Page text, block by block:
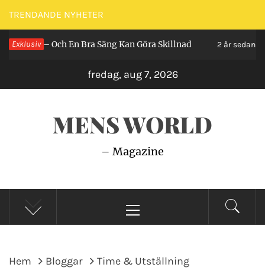
Hoppa
till
innehåll
TRENDANDE NYHETER
Exklusiv
– Och En Bra Säng Kan Göra Skillnad 2 år sedan Så
fredag, aug 7, 2026
MENS WORLD
– Magazine
meny
Hem Bloggar Time & Utställning